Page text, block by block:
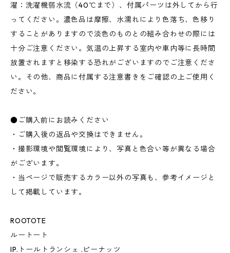
濯：洗濯機弱水流（40℃まで）、付属パーツは外してから行
ってください。濃色品は摩擦、水濡れにより色落ち、色移り
することがありますので淡色のものとの組み合わせの際には
十分ご注意ください。気温の上昇する室内や車内等に長時間
放置されますと移染する恐れがございますのでご注意くださ
い。その他、商品に付属する注意書きをご確認の上ご使用く
ださい。
●ご購入前にお読みください
・ご購入後の返品や交換はできません。
・撮影環境や閲覧環境により、写真と色合い等が異なる場合
がございます。
・当ページで販売するカラー以外の写真も、参考イメージと
して掲載しています。
ROOTOTE
ルートート
IP.トールトランシェ .ピーナッツ